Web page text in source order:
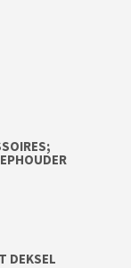
DEKSEL